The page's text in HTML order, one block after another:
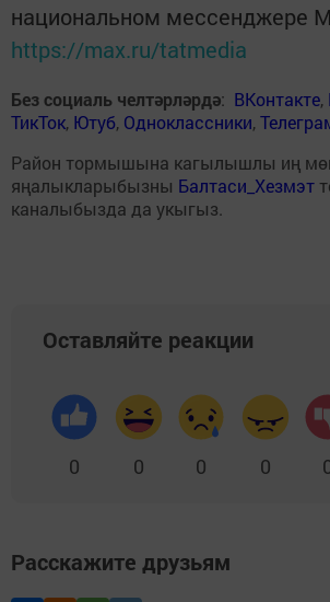
национальном мессенджере
https://max.ru/tatmedia
Без социаль челтәрләрдә: ВКонтакте,
ТикТок, Ютуб, Одноклассники,
Район тормышына кагылышлы иң
яңалыкларыбызны Балтаси_Хезмэт
каналыбызда да укыгыз.
Оставляйте реакции
0 0 0 0
Расскажите друзьям